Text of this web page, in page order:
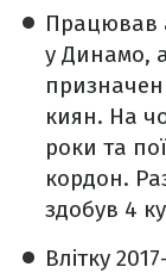
Працював
у Динамо, а
киян. На
роки та
кордон.
здобув 4
Влітку